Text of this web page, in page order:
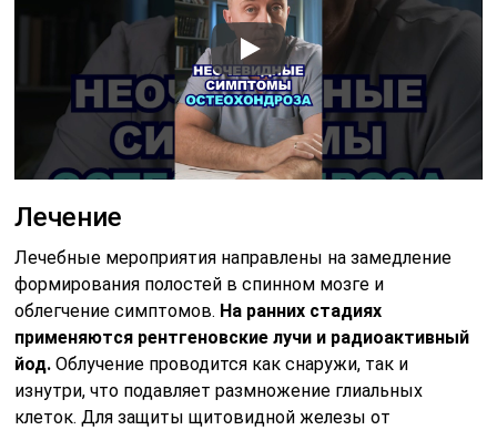
Лечение
Лечебные мероприятия направлены на замедление
формирования полостей в спинном мозге и
облегчение симптомов. На ранних стадиях
применяются рентгеновские лучи и радиоактивный
йод. Облучение проводится как снаружи, так и
изнутри, что подавляет размножение глиальных
клеток. Для защиты щитовидной железы от